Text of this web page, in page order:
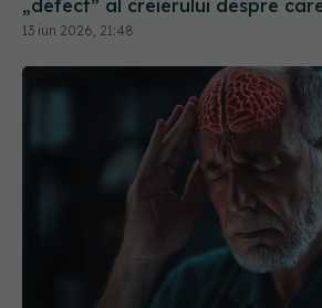
„defect” al creierului despre
13 iun 2026, 21:48